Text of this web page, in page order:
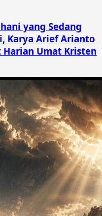
yang Sedang
Karya Arief Arianto
Umat Kristen